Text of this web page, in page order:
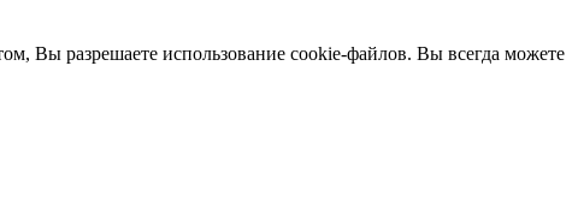
Вы разрешаете использование cookie-файлов. Вы всегда можете